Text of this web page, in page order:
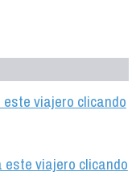
viajero clicando
este viajero clicando